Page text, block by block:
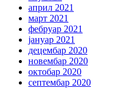
април 2021
март 2021
фебруар 2021
јануар 2021
децембар 2020
новембар 2020
октобар 2020
септембар 2020